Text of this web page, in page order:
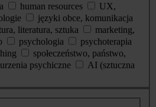
human resources
UX,
języki obce, komunikacja
literatura, sztuka
marketing,
psychologia
psychoterapia
społeczeństwo, państwo,
psychiczne
AI (sztuczna